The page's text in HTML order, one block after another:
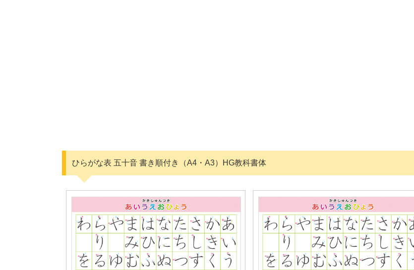
ひらがな表 五十音 書き順付き（A4・A3）HG教科書体